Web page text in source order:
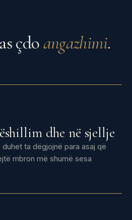
çdoangazhimi.
dhe në sjellje
ta dëgjojnë para asaj që
mbron më shumë sesa